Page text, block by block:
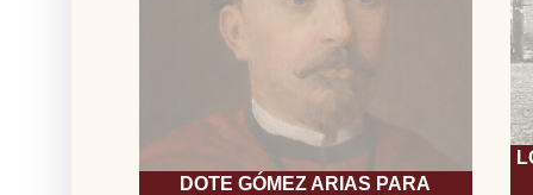
DOTE GÓMEZ ARIAS PARA